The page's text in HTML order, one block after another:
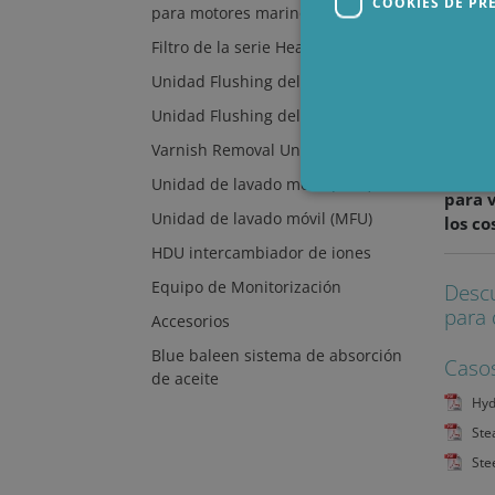
para motores marinos
Filtro de la serie Heavy Duty
Unidad Flushing del Multiplicador
Unidad Flushing del Multiplicador
Varnish Removal Unit, VRU
Unidad de lavado móvil (MFU)
Unidad de lavado móvil (MFU)
HDU intercambiador de iones
Equipo de Monitorización
Accesorios
Blue baleen sistema de absorción
de aceite
para
los
para
cuentas. El sitio web no se
CookieScriptConsent